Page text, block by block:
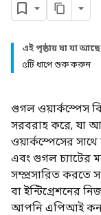
এই পৃষ্ঠায় যা যা আছে
৫টি ধাপে শুরু করুন
গুগল ওয়ার্কস্পেস
সরবরাহ করে, যা
ওয়ার্কস্পেসের
এবং গুগল চ্যাটের
সম্প্রসারিত করতে
বা ইন্টিগ্রেশনের
আপনি এপিআই